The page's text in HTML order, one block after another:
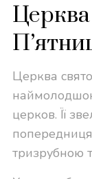
Церква
церков. Її
тризрубною